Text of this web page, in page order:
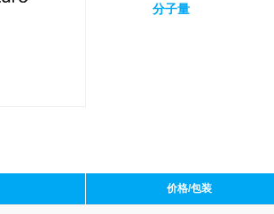
分子量
价格/包装